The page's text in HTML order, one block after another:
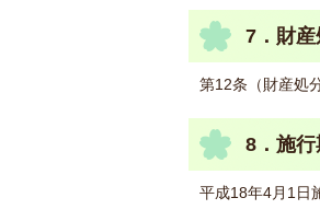
7．財
第12条（財産処
8．施行
平成18年4月1日